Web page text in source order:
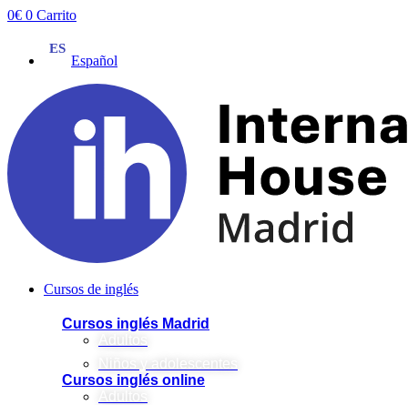
Ir
contenido
0€ 0 Carrito
Español
Cursos de inglés
Cursos inglés Madrid
Adultos
Niños y adolescentes
Cursos inglés online
Adultos